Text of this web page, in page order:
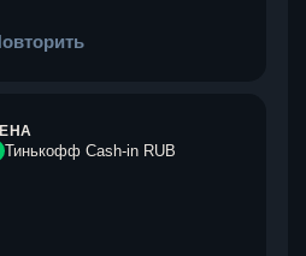
Тинькофф Cash-in RUB